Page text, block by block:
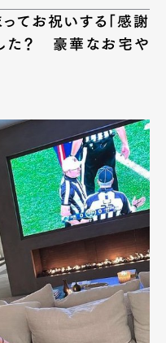
てお祝いする「感謝
た？ 豪華なお宅や